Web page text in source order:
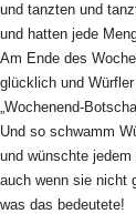
und tanzten und
und hatten jede
Am Ende des
glücklich und
„Wochenend-
Und so schwamm
und wünschte
auch wenn sie nicht
was das bedeutete!